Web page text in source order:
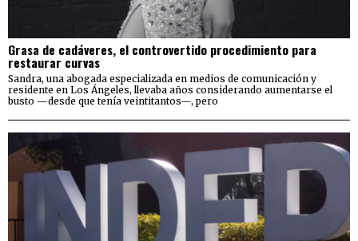
Grasa de cadáveres, el controvertido procedimiento para
restaurar curvas
Sandra, una abogada especializada en medios de comunicación y
residente en Los Ángeles, llevaba años considerando aumentarse el
busto —desde que tenía veintitantos—, pero